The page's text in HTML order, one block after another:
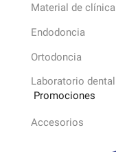
Material de clínica
Endodoncia
Ortodoncia
Laboratorio dental
Promociones
Accesorios